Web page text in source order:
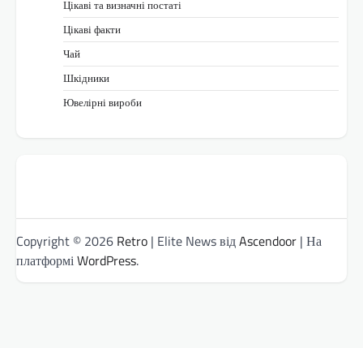
Цікаві та визначні постаті
Цікаві факти
Чай
Шкідники
Ювелірні вироби
Copyright © 2026 Retro | Elite News відAscendoor | На
платформіWordPress.